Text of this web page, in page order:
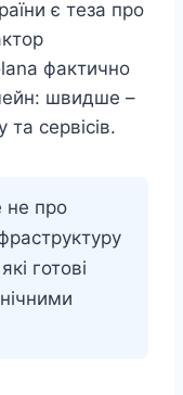
є теза про
фактично
швидше –
та сервісів.
не про
готові